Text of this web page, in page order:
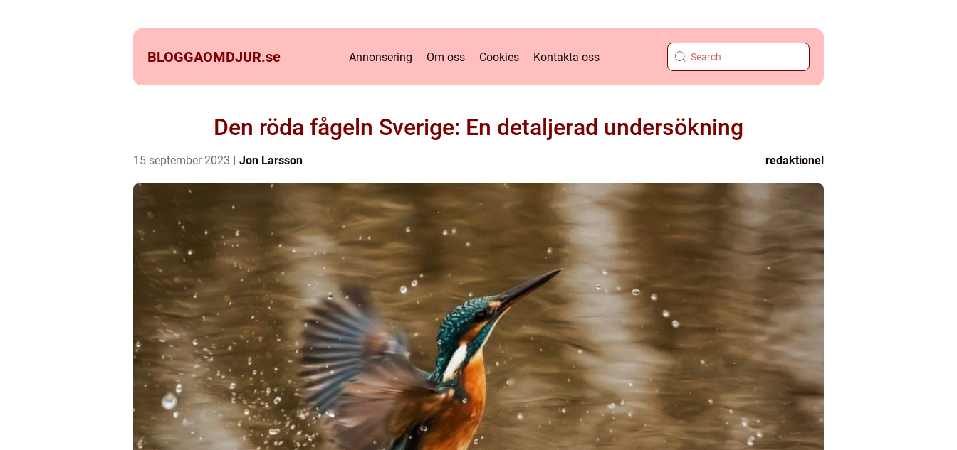
BLOGGAOMDJUR.se Annonsering Om oss Cookies Kontakta oss
Den röda fågeln Sverige: En detaljerad undersökning
15 september 2023 Jon Larsson redaktionel